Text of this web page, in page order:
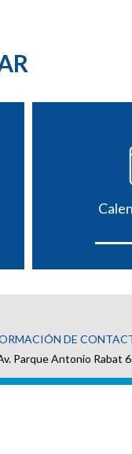
DE
Parque Antonio Rabat